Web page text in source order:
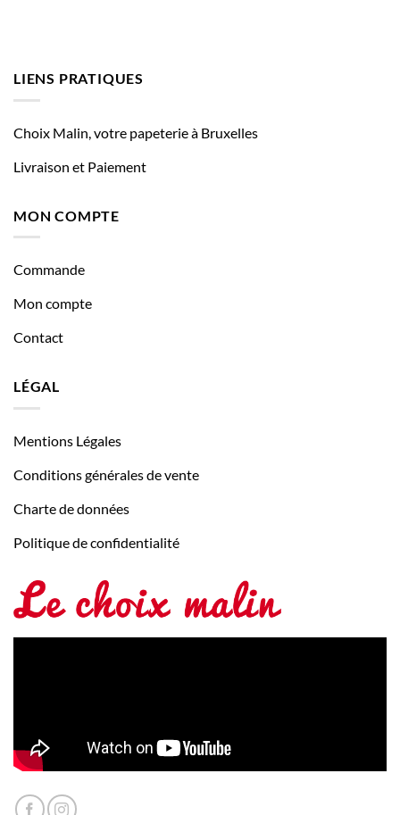
LIENS PRATIQUES
Choix Malin, votre papeterie à Bruxelles
Livraison et Paiement
MON COMPTE
Commande
Mon compte
Contact
LÉGAL
Mentions Légales
Conditions générales de vente
Charte de données
Politique de confidentialité